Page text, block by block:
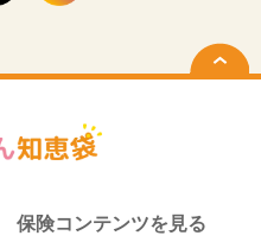
保険コンテンツを見る